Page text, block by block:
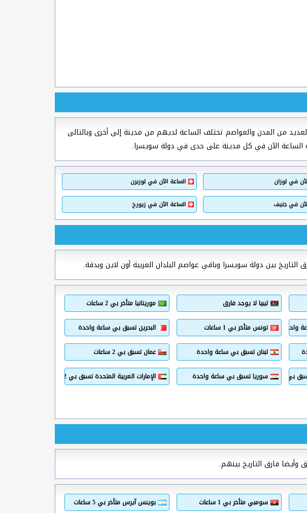
من المدن والعواصم تختلف الساعة لديهم من مدينة إلى أخرى وبالتالى
الساعة الآن في كل مدينة على حدى في دولة سويسرا.
في لوزان الساعة الآن في لوزيرن
في جنيف الساعة الآن في زيورخ
التاريخ بين دولة سويسرا وباقي عواصم البلدان العربية أون لاين وبدقة.
ليبيا لا يوجد فارق موريتانيا متأخر بي 2 ساعات
واحدة تونس متأخر بي 1 ساعات البحرين تسبق بي ساعة واحدة
لبنان تسبق بي ساعة واحدة عمان تسبق بي 2 ساعات
بي ساعة واحدةسوريا تسبق بي ساعة واحدة الإمارات العربية المتحدة تسبق بي 2 ساعات
وأيضا فارق التاريخ بينهم.
سومبي متأخر بي 1 ساعات بوينس آيرس متأخر بي 5 ساعات